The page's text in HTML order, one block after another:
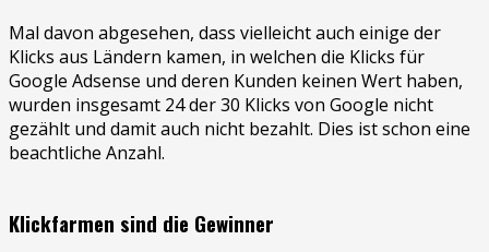
Mal davon abgesehen, dass vielleicht auch einige der
Klicks aus Ländern kamen, in welchen die Klicks für
Google Adsense und deren Kunden keinen Wert haben,
wurden insgesamt 24 der 30 Klicks von Google nicht
gezählt und damit auch nicht bezahlt. Dies ist schon eine
beachtliche Anzahl.
Klickfarmen sind die Gewinner